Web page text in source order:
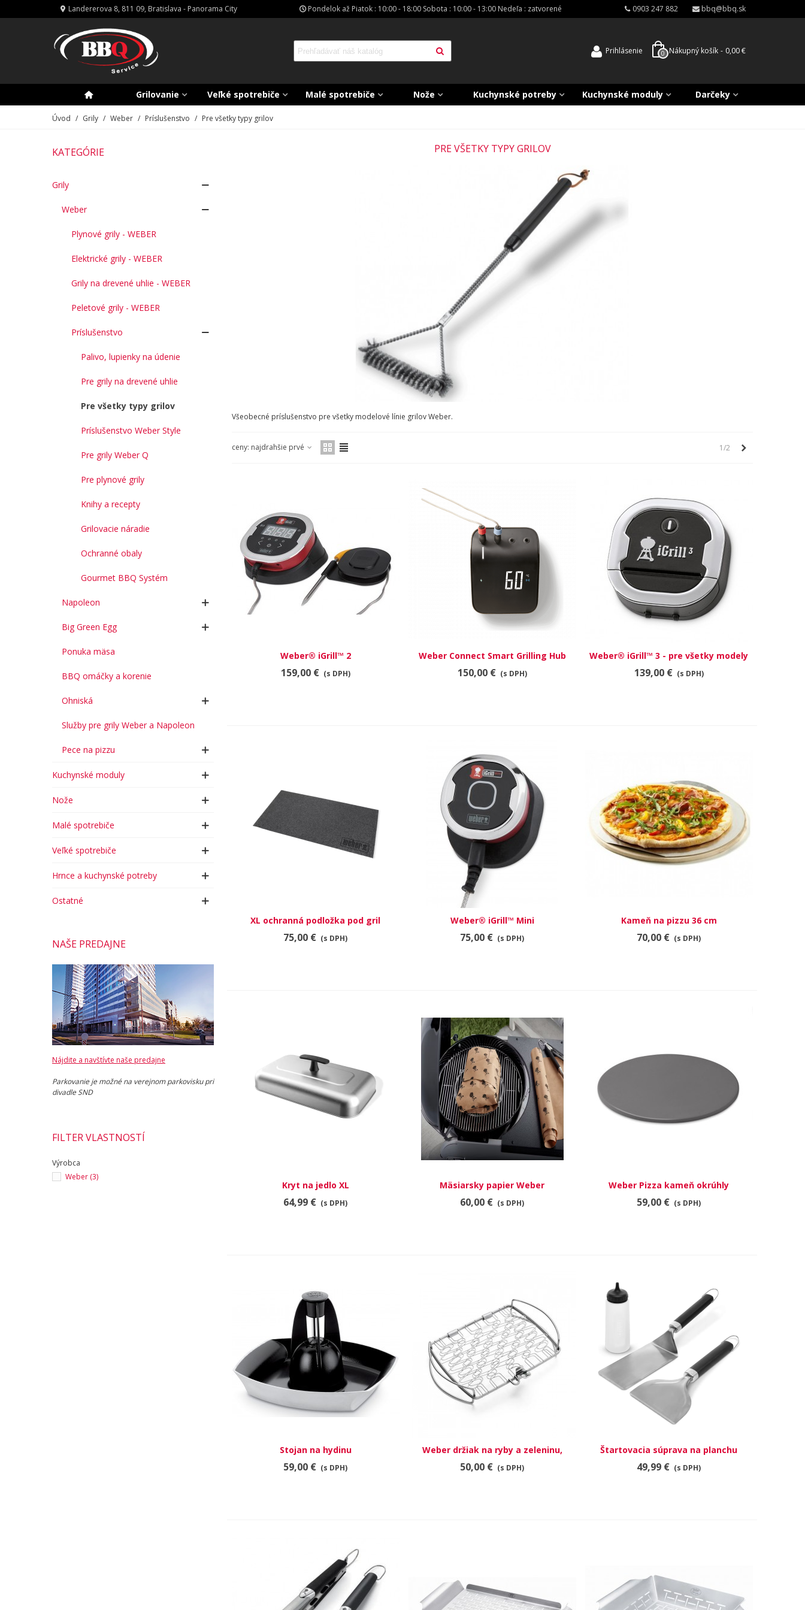
Landererova 8, 811 09, Bratislava - Panorama City Pondelok až Piatok : 10:00 - 18:00 Sobota : 10:00 - 13:00 Nedeľa : zatvorené 0903 247 882 bbq@bbq.sk
Prihlásenie 0 Nákupný košík - 0,00 €
Grilovanie Veľké spotrebiče Malé spotrebiče Nože Kuchynské potreby Kuchynské moduly Darčeky
Úvod / Grily / Weber / Príslušenstvo / Pre všetky typy grilov
KATEGÓRIE
Grily
Weber
Plynové grily - WEBER
Elektrické grily - WEBER
Grily na drevené uhlie - WEBER
Peletové grily - WEBER
Príslušenstvo
Palivo, lupienky na údenie
Pre grily na drevené uhlie
Pre všetky typy grilov
Príslušenstvo Weber Style
Pre grily Weber Q
Pre plynové grily
Knihy a recepty
Grilovacie náradie
Ochranné obaly
Gourmet BBQ Systém
Napoleon
Big Green Egg
Ponuka mäsa
BBQ omáčky a korenie
Ohniská
Služby pre grily Weber a Napoleon
Pece na pizzu
Kuchynské moduly
Nože
Malé spotrebiče
Veľké spotrebiče
Hrnce a kuchynské potreby
Ostatné
NAŠE PREDAJNE
Nájdite a navštívte naše predajne
Parkovanie je možné na verejnom parkovisku pri
divadle SND
FILTER VLASTNOSTÍ
Výrobca
Weber (3)
PRE VŠETKY TYPY GRILOV
Všeobecné príslušenstvo pre všetky modelové línie grilov Weber.
ceny: najdrahšie prvé 1/2
RÝCHLY NÁHĽAD
Weber® iGrill™ 2
159,00 € (s DPH)
RÝCHLY NÁHĽAD
Weber Connect Smart Grilling Hub
150,00 € (s DPH)
RÝCHLY NÁHĽAD
Weber® iGrill™ 3 - pre všetky modely
grilov Genesis
139,00 € (s DPH)
RÝCHLY NÁHĽAD
XL ochranná podložka pod gril
75,00 € (s DPH)
RÝCHLY NÁHĽAD
Weber® iGrill™ Mini
75,00 € (s DPH)
RÝCHLY NÁHĽAD
Kameň na pizzu 36 cm
70,00 € (s DPH)
RÝCHLY NÁHĽAD
Kryt na jedlo XL
64,99 € (s DPH)
RÝCHLY NÁHĽAD
Mäsiarsky papier Weber
60,00 € (s DPH)
RÝCHLY NÁHĽAD
Weber Pizza kameň okrúhly
59,00 € (s DPH)
RÝCHLY NÁHĽAD
Stojan na hydinu
59,00 € (s DPH)
RÝCHLY NÁHĽAD
Weber držiak na ryby a zeleninu,
veľký
50,00 € (s DPH)
RÝCHLY NÁHĽAD
Štartovacia súprava na planchu
49,99 € (s DPH)